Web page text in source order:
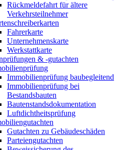
Rückmeldefahrt für ältere
Verkehrsteilnehmer
Fahrerkarte
Unternehmenskarte
Werkstattkarte
& -gutachten
Immobilienprüfung baubegleitend
Immobilienprüfung bei
Bestandsbauten
Bautenstandsdokumentation
Luftdichtheitsprüfung
Gutachten zu Gebäudeschäden
Parteiengutachten